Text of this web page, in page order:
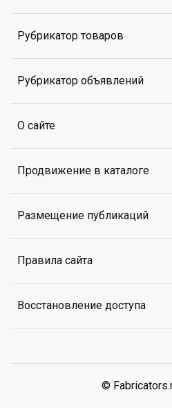
Рубрикатор товаров
Рубрикатор объявлений
О сайте
Продвижение в каталоге
Размещение публикаций
Правила сайта
Восстановление доступа
©